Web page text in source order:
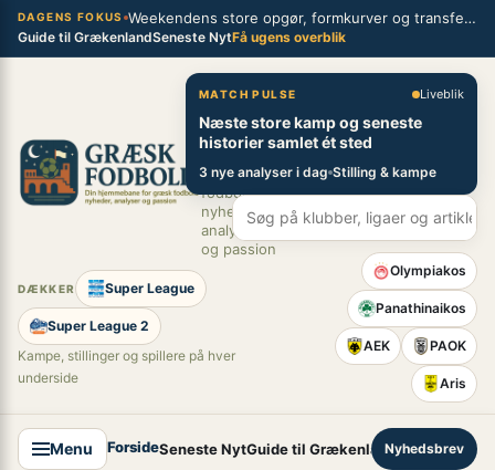
Spring
DAGENS FOKUS Weekendens store opgør, formkurver og transferblik fra græsk fodbold
Guide til GrækenlandSeneste NytFå ugens overblik
Græsk Fodbold
Din
hjemmebane
for græsk
fodbold –
nyheder,
analyser
og passion
DÆKKER Super League
Super League 2
Kampe, stillinger og spillere på hver
underside
MATCH PULSE Liveblik
Næste store kamp og seneste
historier samlet ét sted
3 nye analyser i dag Stilling & kampe
Olympiakos
Panathinaikos
AEK PAOK
Aris
Menu ForsideSeneste NytGuide til GrækenlandSuper League
Nyhedsbrev